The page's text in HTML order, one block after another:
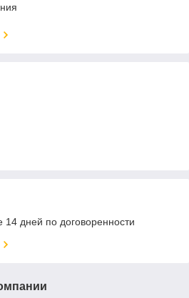
14 дней по договоренности